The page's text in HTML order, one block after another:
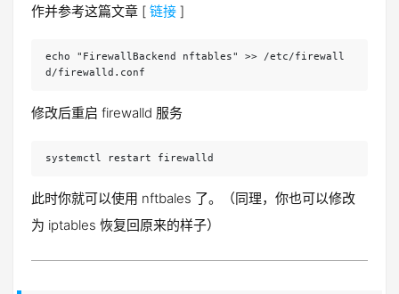
作并参考这篇文章 [ 链接 ]
echo "FirewallBackend nftables" >> /etc/firewall
d/firewalld.conf
修改后重启 firewalld 服务
systemctl restart firewalld
此时你就可以使用 nftbales 了。（同理，你也可以修改
为 iptables 恢复回原来的样子）